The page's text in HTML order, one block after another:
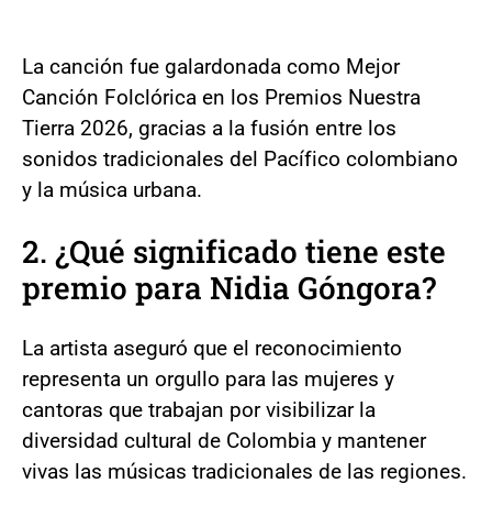
La canción fue galardonada como Mejor
Canción Folclórica en los Premios Nuestra
Tierra 2026, gracias a la fusión entre los
sonidos tradicionales del Pacífico colombiano
y la música urbana.
2. ¿Qué significado tiene este
premio para Nidia Góngora?
La artista aseguró que el reconocimiento
representa un orgullo para las mujeres y
cantoras que trabajan por visibilizar la
diversidad cultural de Colombia y mantener
vivas las músicas tradicionales de las regiones.